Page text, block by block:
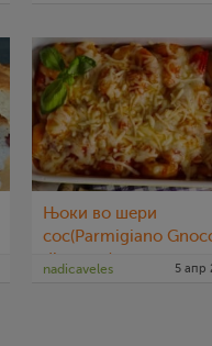
Њоки во шери
сос(Parmigiano
di patate)
nadicaveles 5 апр